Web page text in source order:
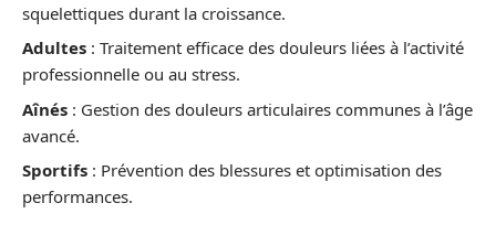
squelettiques durant la croissance.
Adultes : Traitement efficace des douleurs liées à l’activité
professionnelle ou au stress.
Aînés : Gestion des douleurs articulaires communes à l’âge
avancé.
Sportifs : Prévention des blessures et optimisation des
performances.